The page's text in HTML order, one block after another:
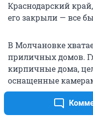
Краснодарский
его закрыли — все
В Молчановке
приличных домов.
кирпичные дома,
оснащенные
Вероятно, впрочем,
гостиницы,